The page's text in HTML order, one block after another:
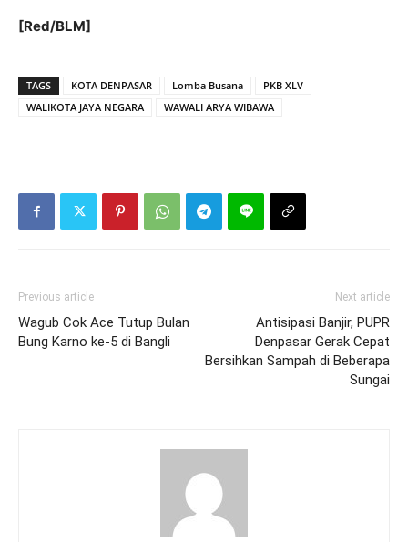
[Red/BLM]
TAGS KOTA DENPASAR Lomba Busana
PKB XLV
WALIKOTA JAYA NEGARA
WAWALI ARYA WIBAWA
Previous article
Wagub Cok Ace Tutup Bulan
Bung Karno ke-5 di Bangli
Next article
Antisipasi Banjir, PUPR
Denpasar Gerak Cepat
Bersihkan Sampah di Beberapa
Sungai